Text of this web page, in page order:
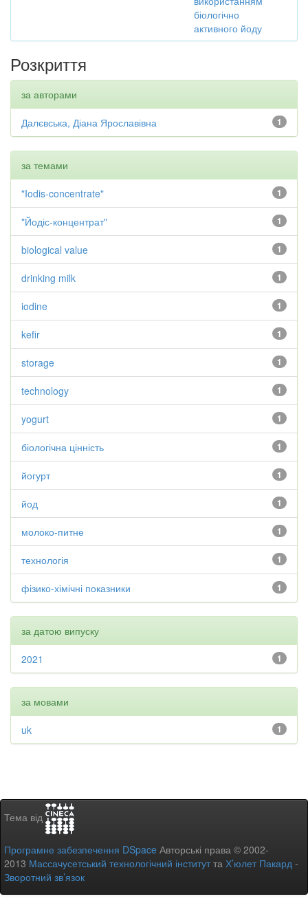
біологічно
активного йоду
Розкриття
за авторами
1
Далєвська, Діана Ярославівна
за темами
1
"Iodis-concentrate"
1
"Йодіс-концентрат"
1
biological value
1
drinking milk
1
iodine
1
kefir
1
storage
1
technology
1
yogurt
1
біологічна цінність
1
йогурт
1
йод
1
молоко-питне
1
технологія
1
фізико-хімічні показники
за датою випуску
1
2021
за мовами
1
uk
Тема від
Програмне забезпечення DSpace Авторські права © 2002-
2013 Массачусетський технологічний інститутта Х’юлет Пакард -
Зворотний зв’язок